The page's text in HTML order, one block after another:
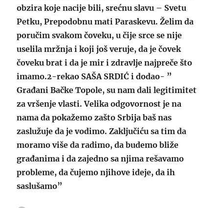
obzira koje nacije bili, srećnu slavu – Svetu
Petku, Prepodobnu mati Paraskevu. Želim da
poručim svakom čoveku, u čije srce se nije
uselila mržnja i koji još veruje, da je čovek
čoveku brat i da je mir i zdravlje najpreče što
imamo.2-rekao SAŠA SRDIĆ i dodao- ”
Građani Bačke Topole, su nam dali legitimitet
za vršenje vlasti. Velika odgovornost je na
nama da pokažemo zašto Srbija baš nas
zaslužuje da je vodimo. Zaključiću sa tim da
moramo više da radimo, da budemo bliže
građanima i da zajedno sa njima rešavamo
probleme, da čujemo njihove ideje, da ih
saslušamo”